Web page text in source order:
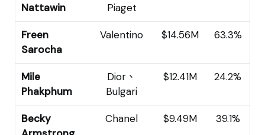
Nattawin
Piaget
Freen
Sarocha
Valentino $14.56M 63.3%
Mile
Phakphum
Dior、
Bulgari
$12.41M 24.2%
Becky
Chanel $9.49M 39.1%